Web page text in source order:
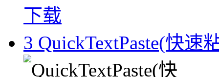
下载
3 QuickTextPaste(快速